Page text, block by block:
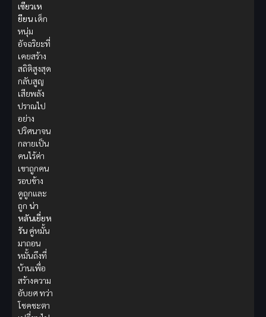
เซียวเห
ยียน เด็ก
หนุ่ม
อัจฉริยะที่
เคยสร้าง
สถิติสูงสุด
กลับสูญ
เสียพลัง
ปราณไป
อย่าง
ปริศนาจน
กลายเป็น
คนไร้ค่า
เขาถูกคน
รอบข้าง
ดูถูกและ
ถูก น่า
หลันเยี่ยห
รัน คู่หมั้น
มาถอน
หมั้นถึงที่
บ้านเพื่อ
สร้างความ
อับยศ ทว่า
โชคชะตา